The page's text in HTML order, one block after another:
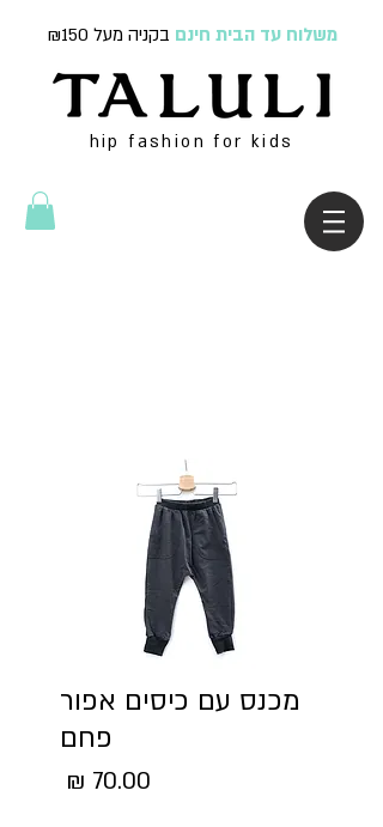
משלוח עד הבית חינם בקניה מעל ₪150
hip fashion for kids
מכנס עם כיסים אפור
פחם